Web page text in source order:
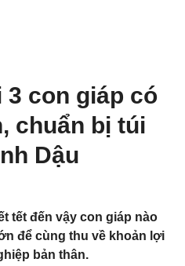
3 con giáp có
chuẩn bị túi
Dậu
tết đến vậy con giáp nào
để cùng thu về khoản lợi
bản thân.